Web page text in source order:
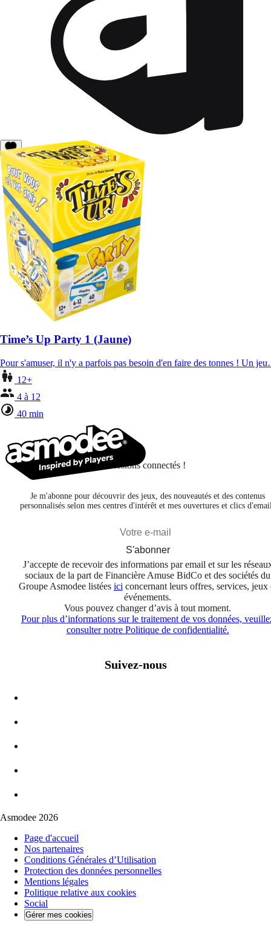
Time’s Up Party 1 (Jaune)
Pour s'amuser, il n'y a parfois pas besoin d'en faire des tonnes ! Un
12+
4 à 12
40 min
Restons connectés !
Je m'abonne pour découvrir des jeux, des nouveautés et des contenus
personnalisés selon mes centres d'intérêt et mes ouvertures et clics
S'abonner
J’accepte de recevoir des informations par email et sur les
sociaux de la part de Financière Amuse BidCo et des sociétés du
Groupe Asmodee listées iciconcernant leurs offres, services, jeux
événements.
Vous pouvez changer d’avis à tout moment.
Pour plus d’informations sur le traitement de vos données,
consulter notre Politique de confidentialité.
Suivez-nous
Asmodee 2026
Page d'accueil
Nos partenaires
Conditions Générales d’Utilisation
Protection des données personnelles
Mentions légales
Politique relative aux cookies
Social
Gérer mes cookies